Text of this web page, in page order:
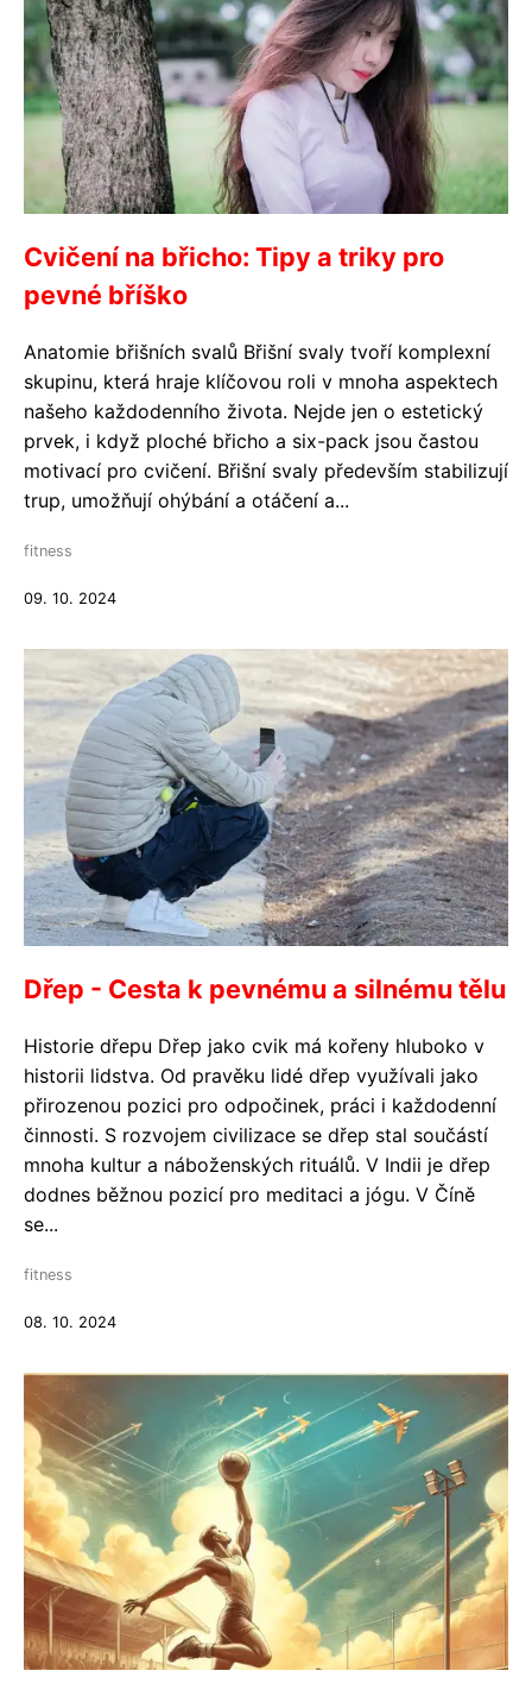
Cvičení na břicho: Tipy a triky pro
pevné bříško
Anatomie břišních svalů Břišní svaly tvoří komplexní
skupinu, která hraje klíčovou roli v mnoha aspektech
našeho každodenního života. Nejde jen o estetický
prvek, i když ploché břicho a six-pack jsou častou
motivací pro cvičení. Břišní svaly především stabilizují
trup, umožňují ohýbání a otáčení a...
fitness
09. 10. 2024
Dřep - Cesta k pevnému a silnému tělu
Historie dřepu Dřep jako cvik má kořeny hluboko v
historii lidstva. Od pravěku lidé dřep využívali jako
přirozenou pozici pro odpočinek, práci i každodenní
činnosti. S rozvojem civilizace se dřep stal součástí
mnoha kultur a náboženských rituálů. V Indii je dřep
dodnes běžnou pozicí pro meditaci a jógu. V Číně
se...
fitness
08. 10. 2024